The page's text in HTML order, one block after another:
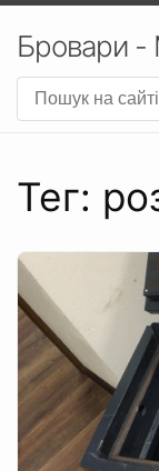
Бровари -
Тег: